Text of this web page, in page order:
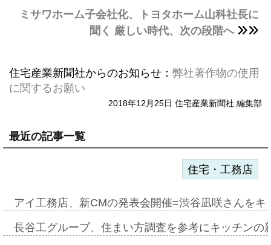
ミサワホーム子会社化、トヨタホーム山科社長に
聞く 厳しい時代、次の段階へ
住宅産業新聞社からのお知らせ： 弊社著作物の使用
に関するお願い
2018年12月25日 住宅産業新聞社 編集部
最近の記事一覧
住宅・工務店
アイ工務店、新CMの発表会開催=渋谷凪咲さんを
長谷工グループ、住まい方調査を参考にキッチン